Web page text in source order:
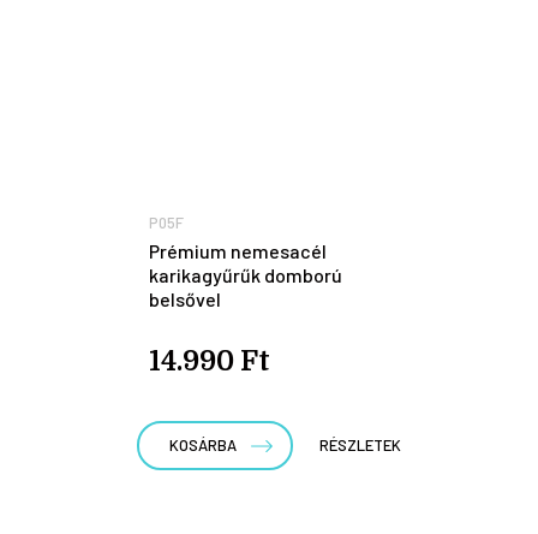
P05F
Prémium nemesacél
karikagyűrűk domború
belsővel
14.990 Ft
KOSÁRBA RÉSZLETEK